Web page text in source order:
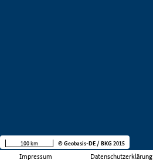
Impressum Datenschutzerklärung
100 km © Geobasis-DE / BKG 2015